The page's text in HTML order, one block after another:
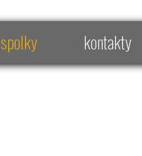
spolky kontakty